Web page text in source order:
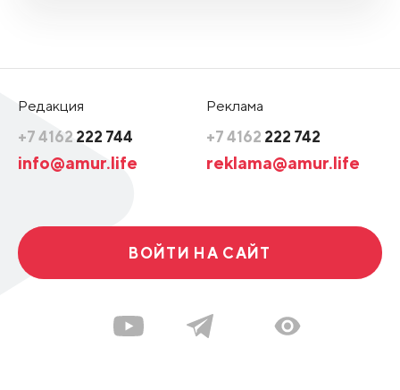
Редакция
+7 4162 222 744
info@amur.life
Реклама
+7 4162 222 742
reklama@amur.life
ВОЙТИ НА САЙТ